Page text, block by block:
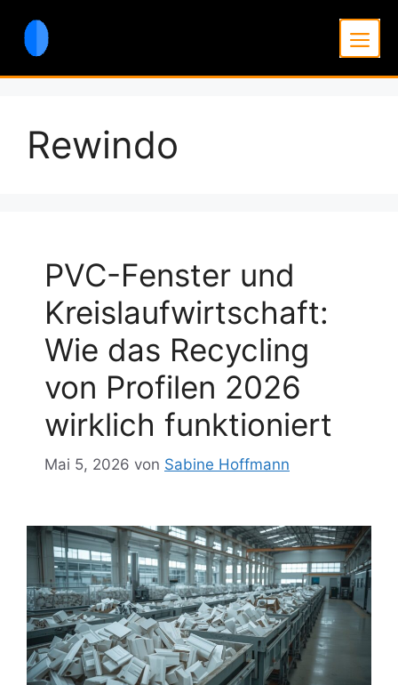
Inhalt
springen
Rewindo
PVC-Fenster und
Kreislaufwirtschaft:
Wie das Recycling
von Profilen 2026
wirklich funktioniert
Mai 5, 2026 von Sabine Hoffmann